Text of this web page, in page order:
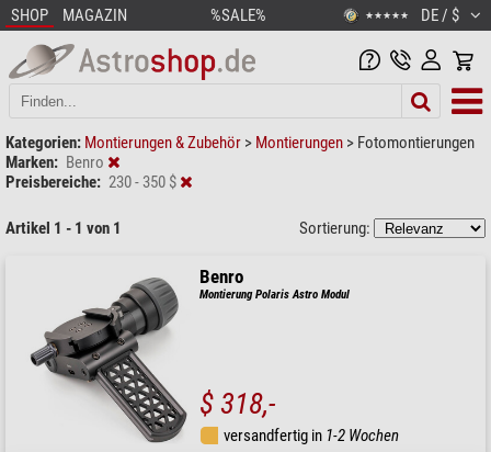
SHOP MAGAZIN %SALE% ★★★★★ DE / $
Kategorien: Montierungen & Zubehör > Montierungen > Fotomontierungen
Marken: Benro
Preisbereiche: 230 - 350 $
Artikel 1 - 1 von 1 Sortierung:
Benro
Montierung Polaris Astro Modul
$ 318,-
versandfertig in 1-2 Wochen